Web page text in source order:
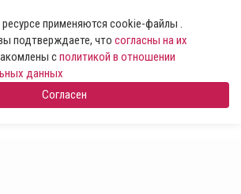
применяются cookie-файлы .
подтверждаете, что согласны на их
сполитикой в отношении
данных
Согласен